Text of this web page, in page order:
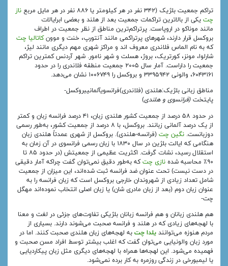
تراکم جمعیت بلژیک (۳۴۲ نفر در هر کیلومتر یا ۸۸۶ نفر در هر مایل مربع
ناز
چتیکی از بالاترین تراکمات جمعیت بعد از هلند و بعضی ابرایالات
مانند موناکو در اروپاست. پرتراکم‌ترین مناطق از نظر جمعیت در اطراف
بروکسل قرار دارند، شهرهای پرتراکمی مانند آنتورپ، خنت و موونکاتالیا چت
که به نام الماس فلاندری معروف اند و مراکز شهری مهم دیگری مانند لیژ،
شارلوا، مونز، کورتریک، بروژ، هسلت و شهر نامور. شهر آردنس کمترین تراکم
جمعیت را داراست. آمار سال ۲۰۰۵ جمعیت منطقه فلاندری را در حدود
۶۰۴۳۱۶۱، والونی ۳۳۹۵۹۴۲ و بروکسل را ۱۰۰۶۷۴۹ نشان می‌دهد.
مناطق زبانی بلژیک:هلندی (فلاندری)فرانسویآلمانیبروکسل-
پایتخت (فرانسوی و هلندی)
در حدود ۵۸ درصد از جمعیت کشور هلندی زبان، ۴۱ درصد فرانسه زبان و کمتر
از یک درصد آلمانی زبانند. بروکسل، با ۸ درصد از جمعیت کشور، به‌طور رسمی
دوزبانست. نگین چت(فرانسه-هلندی). بروکسل از شهری عمدتاً هلندی زبان
هنگامی که ایالت بلژین در سال ۱۸۳۰ با زبان رسمی فرانسوی در آن زمان به
استقلال رسید، نشات گرفت. اکثریت عظیمی از جمعیتش (در حدود ۸۵ تا
۹۰٪ محاسبه شده
نازی چتکه به‌طور دقیق نمی‌توان گفت چراکه آمار دقیقی
در دست نیست) تحت عنوان ضد فرانسه ثبت شده‌اند، این میزان از جمعیت
شامل تعداد زیادی از شهروندان خارجی بروکسل است که زبان فرانسه را به
عنوان زبان دوم (بعد از زبان مادری شان) یا زبان اصلی انتخاب نموده‌اند مهگل
چت-
هم هلندی زبانان و هم فرانسه زبانان بلژیکی تفاوت‌های جزئی در لغت و معنا
با لهجه‌های زیادی که در هلند و فرانسه صحبت می‌شوند دارند. بسیاری از
مردم هنوزه می‌توانند یلدا چتبه لهجه‌های زبان هلندی صحبت کنند. اما در
مورد زبان والونیایی می‌توان گفت که اغلب بیشتر توسط افراد مسن صحبت و
فهمیده می‌شود. این لهجه‌ها همراه با لهجه‌های دیگری مثل زبان پیکاردیایی
یا لیمبورخی در زندگی روزمره به کار برده نمی‌شود.